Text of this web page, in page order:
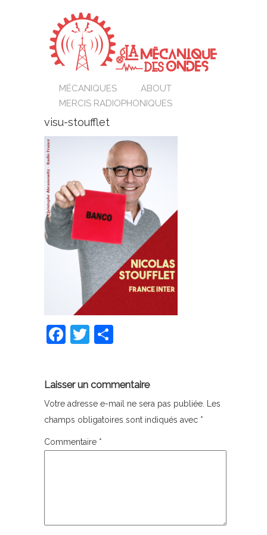
MÉCANIQUES
ABOUT
MERCIS RADIOPHONIQUES
visu-stoufflet
Facebook
Twitter
Laisser un commentaire
Votre adresse e-mail ne sera pas publiée.
Les
champs obligatoires sont indiqués avec *
Commentaire *